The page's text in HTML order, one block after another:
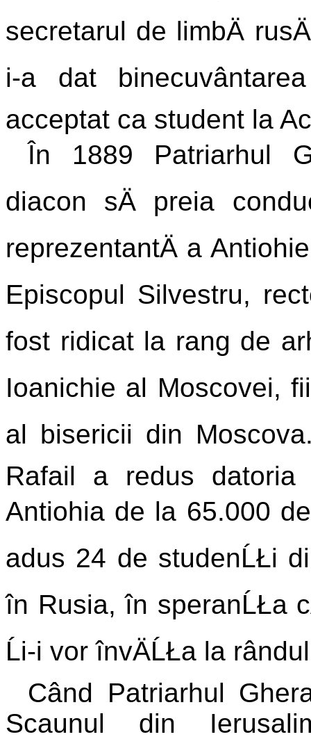
secretarul de limbÄ
i-a dat
acceptat ca student la
În 1889 Patriarhul
diacon sÄ preia
reprezentantÄ a
Episcopul Silvestru,
fost ridicat la rang de
Ioanichie al Moscovei,
al bisericii din
Rafail a redus datoria
Antiohia de la 65.000
adus 24 de studenĹŁi
în Rusia, în speranĹŁa
Ĺi-i vor învÄĹŁa la
Când Patriarhul
Scaunul din